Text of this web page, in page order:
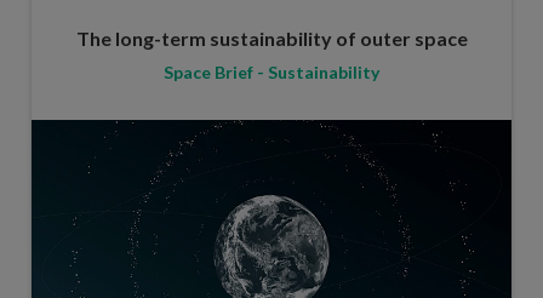
The long-term sustainability of outer space
Space Brief - Sustainability